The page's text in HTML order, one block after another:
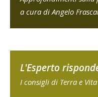
a cura di Angelo
L'Esperto
I consigli di Terra e